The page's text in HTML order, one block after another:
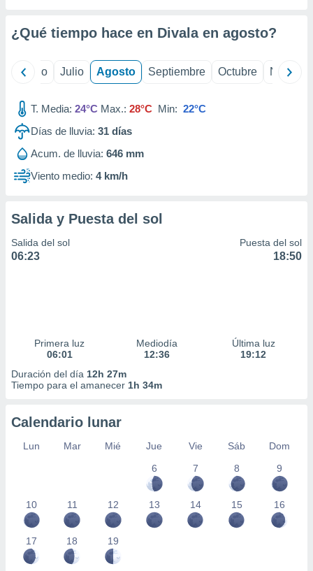
mediante
publicidad
1199
¿Qué tiempo hace en Divala en agosto?
Junio Julio Agosto Septiembre Octubre
T. Media: 24°C Max.: 28°C Min: 22°C
Días de lluvia: 31 días
Acum. de lluvia: 646 mm
Viento medio: 4 km/h
Salida y Puesta del sol
Salida del sol
06:23
Puesta del sol
18:50
Primera luz
06:01
Mediodía
12:36
Última luz
19:12
Duración del día 12h 27m
Tiempo para el amanecer 1h 34m
Calendario lunar
Lun Mar Mié Jue Vie Sáb
Dom
6
7 8 9
10 11 12 13 14 15 16
17 18 19